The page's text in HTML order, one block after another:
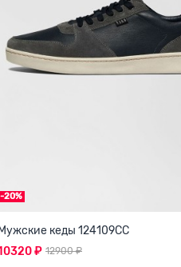
-20%
Мужские кеды 124109СС
12900 ₽
₽